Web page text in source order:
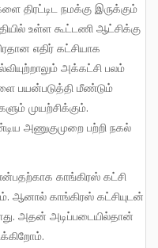
திரட்டிட நமக்கு இருக்கும்
உள்ள கூட்டணி ஆட்சிக்கு
எதிர் கட்சியாக
அக்கட்சி பலம்
பயன்படுத்தி மீண்டும்
முயற்சிக்கும்.
அணுகுமுறை பற்றி நகல்
ஆனால் காங்கிரஸ் கட்சியுடன்
அதன் அடிப்படையில்தான்